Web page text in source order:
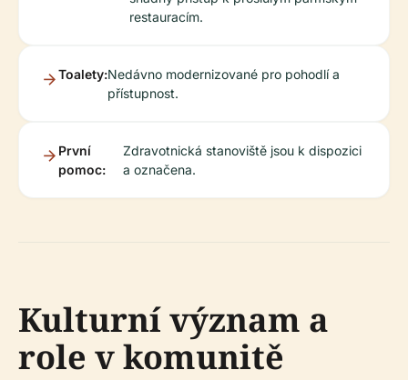
restauracím.
Toalety:Nedávno modernizované pro pohodlí a
přístupnost.
První
pomoc:
Zdravotnická stanoviště jsou k dispozici
a označena.
Kulturní význam a
role v komunitě